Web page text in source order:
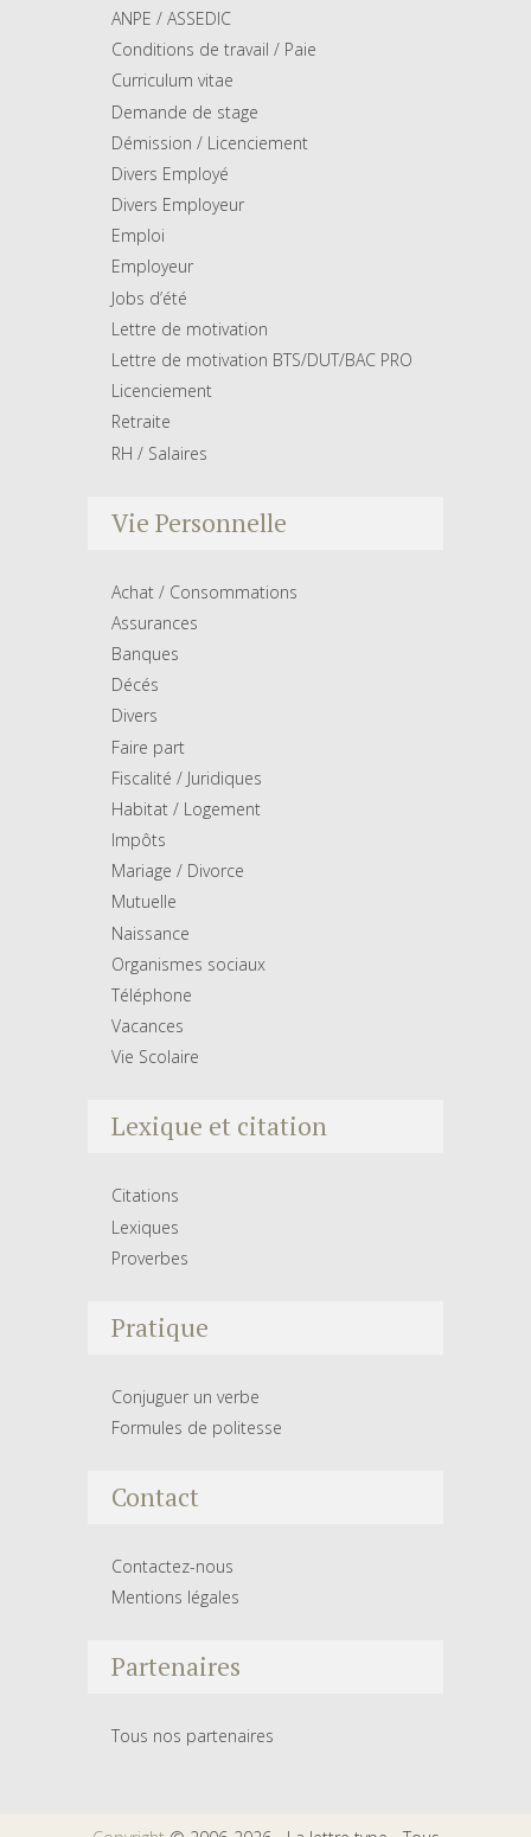
ANPE / ASSEDIC
Conditions de travail / Paie
Curriculum vitae
Demande de stage
Démission / Licenciement
Divers Employé
Divers Employeur
Emploi
Employeur
Jobs d’été
Lettre de motivation
Lettre de motivation BTS/DUT/BAC PRO
Licenciement
Retraite
RH / Salaires
Vie Personnelle
Achat / Consommations
Assurances
Banques
Décés
Divers
Faire part
Fiscalité / Juridiques
Habitat / Logement
Impôts
Mariage / Divorce
Mutuelle
Naissance
Organismes sociaux
Téléphone
Vacances
Vie Scolaire
Lexique et citation
Citations
Lexiques
Proverbes
Pratique
Conjuguer un verbe
Formules de politesse
Contact
Contactez-nous
Mentions légales
Partenaires
Tous nos partenaires